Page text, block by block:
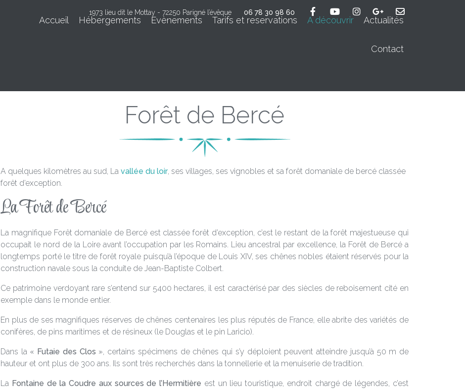
1973 lieu dit le Mottay - 72250 Parigné l’évêque 06 78 30 98 60
Accueil Hébergements Evènements Tarifs et reservations A découvrir Actualités
Contact
Forêt de Bercé
A quelques kilomètres au sud, La vallée du loir, ses villages, ses vignobles et sa forêt domaniale de bercé classée
forêt d’exception.
La Forêt de Bercé
La magnifique Forêt domaniale de Bercé est classée forêt d’exception, c’est le restant de la forêt majestueuse qui
occupait le nord de la Loire avant l’occupation par les Romains. Lieu ancestral par excellence, la Forêt de Bercé a
longtemps porté le titre de forêt royale puisqu’à l’époque de Louis XIV, ses chênes nobles étaient réservés pour la
construction navale sous la conduite de Jean-Baptiste Colbert.
Ce patrimoine verdoyant rare s’entend sur 5400 hectares, il est caractérisé par des siècles de reboisement cité en
exemple dans le monde entier.
En plus de ses magnifiques réserves de chênes centenaires les plus réputés de France, elle abrite des variétés de
conifères, de pins maritimes et de résineux (le Douglas et le pin Laricio).
Dans la « Futaie des Clos », certains spécimens de chênes qui s’y déploient peuvent atteindre jusqu’à 50 m de
hauteur et ont plus de 300 ans. Ils sont très recherchés dans la tonnellerie et la menuiserie de tradition.
La Fontaine de la Coudre aux sources de l’Hermitière est un lieu touristique, endroit chargé de légendes, c’est